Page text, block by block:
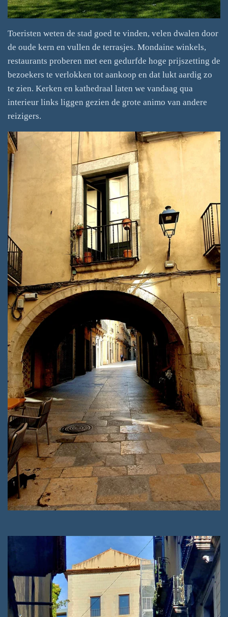
Toeristen weten de stad goed te vinden, velen dwalen door
de oude kern en vullen de terrasjes. Mondaine winkels,
restaurants proberen met een gedurfde hoge prijszetting de
bezoekers te verlokken tot aankoop en dat lukt aardig zo
te zien. Kerken en kathedraal laten we vandaag qua
interieur links liggen gezien de grote animo van andere
reizigers.